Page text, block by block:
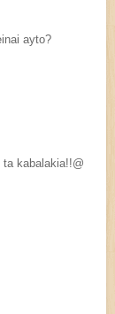
ayto?
ta kabalakia!!@